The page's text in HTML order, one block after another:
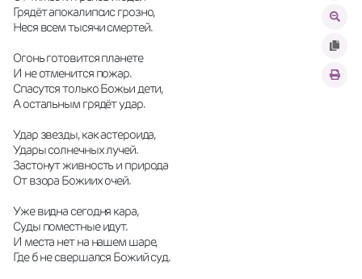
Грядёт апокалипсис грозно,
Неся всем тысячи смертей.
Огонь готовится планете
И не отменится пожар.
Спасутся только Божьи дети,
А остальным грядёт удар.
Удар звезды, как астероида,
Удары солнечных лучей.
Застонут живность и природа
От взора Божиих очей.
Уже видна сегодня кара,
Суды поместные идут.
И места нет на нашем шаре,
Где б не свершался Божий суд.